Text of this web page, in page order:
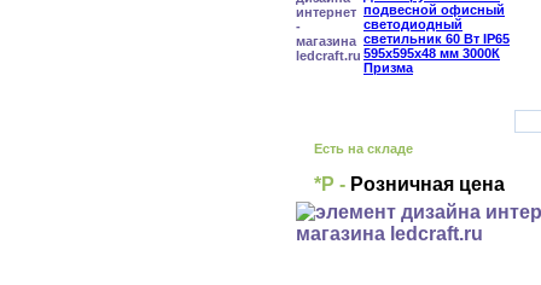
Есть на складе
*Р - Розничная цена